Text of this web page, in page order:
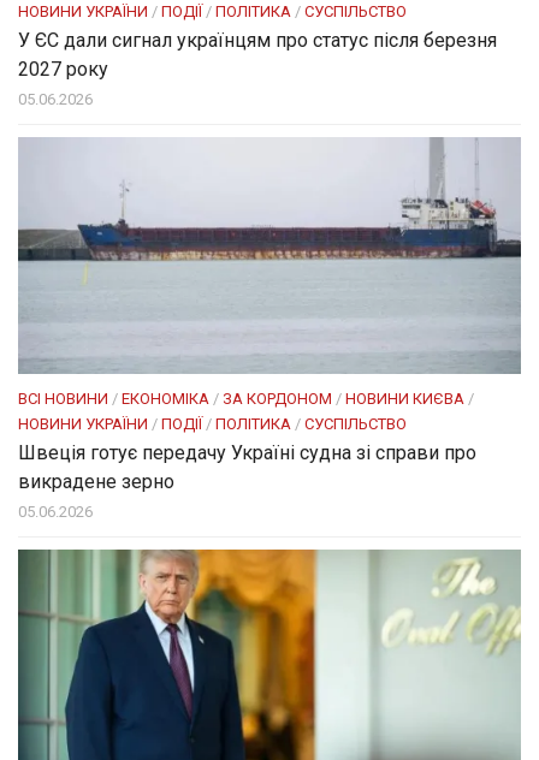
НОВИНИ УКРАЇНИ / ПОДІЇ/ ПОЛІТИКА / СУСПІЛЬСТВО
У ЄС дали сигнал українцям про статус після березня
2027 року
05.06.2026
ВСІ НОВИНИ / ЕКОНОМІКА / ЗА КОРДОНОМ / НОВИНИ КИЄВА /
НОВИНИ УКРАЇНИ / ПОДІЇ/ ПОЛІТИКА / СУСПІЛЬСТВО
Швеція готує передачу Україні судна зі справи про
викрадене зерно
05.06.2026